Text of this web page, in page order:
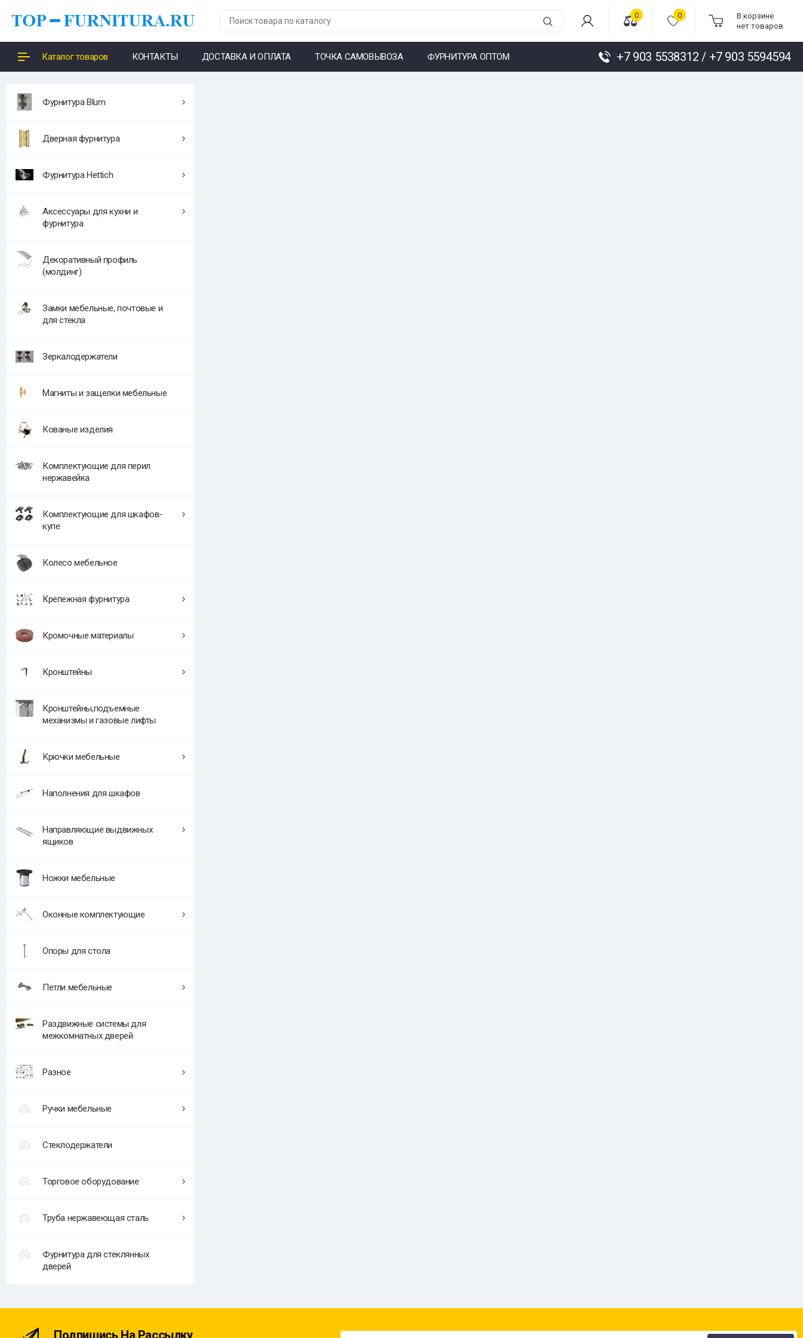
0 0
В корзине
нет товаров
Каталог товаров КОНТАКТЫ ДОСТАВКА И ОПЛАТА ТОЧКА САМОВЫВОЗА ФУРНИТУРА ОПТОМ +7 903 5538312 / +7 903 5594594
Фурнитура Blum
Дверная фурнитура
Фурнитура Hettich
Аксессуары для кухни и
фурнитура
Декоративный профиль
(молдинг)
Замки мебельные, почтовые и
для стекла
Зеркалодержатели
Магниты и защелки мебельные
Кованые изделия
Комплектующие для перил
нержавейка
Комплектующие для шкафов-
купе
Колесо мебельное
Крепежная фурнитура
Кромочные материалы
Кронштейны
Кронштейны,подъемные
механизмы и газовые лифты
Крючки мебельные
Наполнения для шкафов
Направляющие выдвижных
ящиков
Ножки мебельные
Оконные комплектующие
Опоры для стола
Петли мебельные
Раздвижные системы для
межкомнатных дверей
Разное
Ручки мебельные
Стеклодержатели
Торговое оборудование
Труба нержавеющая сталь
Фурнитура для стеклянных
дверей
Подпишись На Рассылку